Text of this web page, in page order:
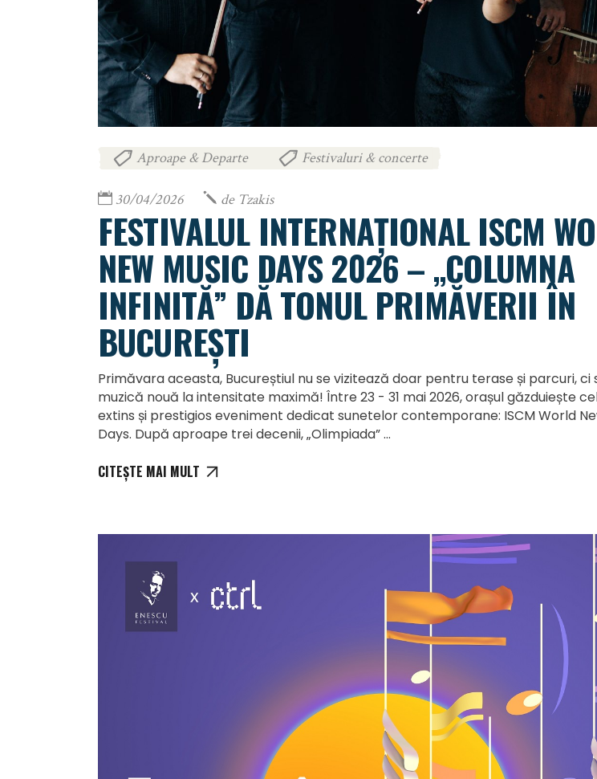
Aproape & Departe Festivaluri & concerte
30/04/2026 de Tzakis
FESTIVALUL INTERNAȚIONAL ISCM
NEW MUSIC DAYS 2026 – „COLUMNA
INFINITĂ” DĂ TONUL PRIMĂVERII ÎN
BUCUREȘTI
Primăvara aceasta, Bucureștiul nu se vizitează doar pentru terase și parcuri, ci
muzică nouă la intensitate maximă! Între 23 - 31 mai 2026, orașul găzduiește
extins și prestigios eveniment dedicat sunetelor contemporane: ISCM World
Days. După aproape trei decenii, „Olimpiada”
CITEȘTE MAI MULT